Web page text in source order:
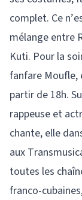
complet. Ce
mélange entre
Kuti. Pour la
fanfare Moufle,
partir de 18h.
rappeuse et
chante, elle
aux
toutes les
franco-